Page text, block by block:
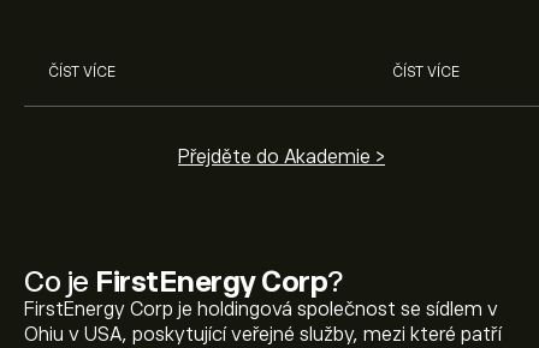
Co je FirstEnergy Corp?
FirstEnergy Corp je holdingová společnost se sídlem v
Ohiu v USA, poskytující veřejné služby, mezi které patří
ČÍST VÍCE ČÍST VÍCE
Přejděte do Akademie >